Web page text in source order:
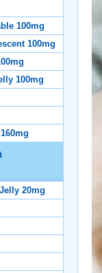
100mg
100mg
100mg
20mg